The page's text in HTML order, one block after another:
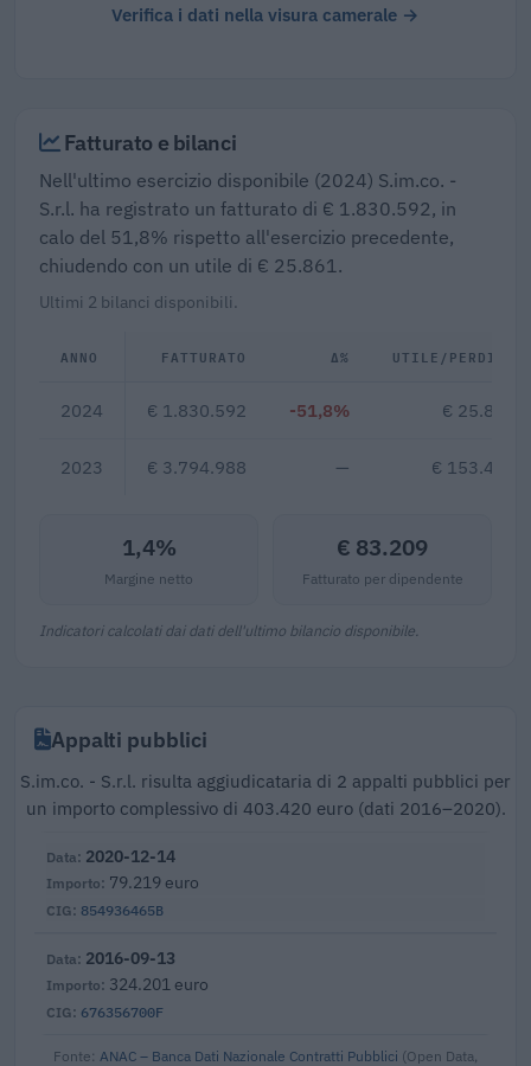
Verifica i dati nella visura camerale →
Fatturato e bilanci
Nell'ultimo esercizio disponibile (2024) S.im.co. -
S.r.l. ha registrato un fatturato di € 1.830.592, in
calo del 51,8% rispetto all'esercizio precedente,
chiudendo con un utile di € 25.861.
Ultimi 2 bilanci disponibili.
ANNO FATTURATO Δ% UTILE/PERDITA
2024 € 1.830.592 -51,8% € 25.861
2023 € 3.794.988 — € 153.453
1,4%
Margine netto
€ 83.209
Fatturato per dipendente
Indicatori calcolati dai dati dell'ultimo bilancio disponibile.
Appalti pubblici
S.im.co. - S.r.l. risulta aggiudicataria di 2 appalti pubblici per
un importo complessivo di 403.420 euro (dati 2016–2020).
854936465B
2020-12-14
79.219 euro
676356700F
2016-09-13
324.201 euro
Fonte: ANAC – Banca Dati Nazionale Contratti Pubblici (Open Data,